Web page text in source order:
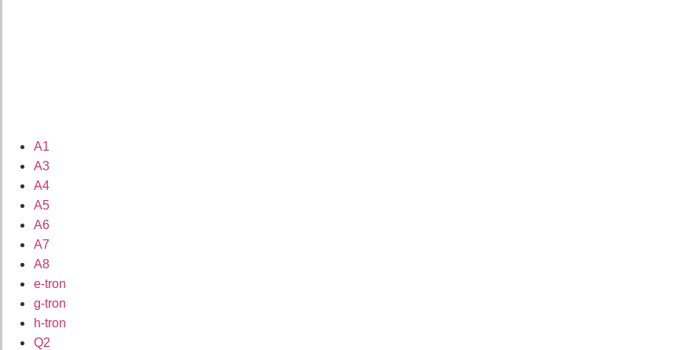
A1
A3
A4
A5
A6
A7
A8
e-tron
g-tron
h-tron
Q2